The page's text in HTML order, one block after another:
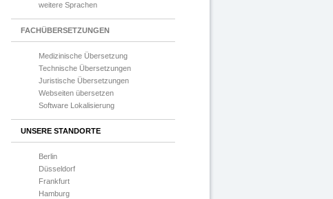
weitere Sprachen
FACHÜBERSETZUNGEN
Medizinische Übersetzung
Technische Übersetzungen
Juristische Übersetzungen
Webseiten übersetzen
Software Lokalisierung
UNSERE STANDORTE
Berlin
Düsseldorf
Frankfurt
Hamburg